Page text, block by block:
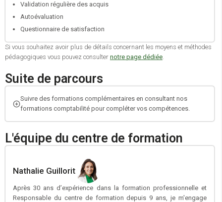
Validation régulière des acquis
Autoévaluation
Questionnaire de satisfaction
Si vous souhaitez avoir plus de détails concernant les moyens et méthodes
pédagogiques vous pouvez consulter notre page dédiée.
Suite de parcours
Suivre des formations complémentaires en consultant nos
formations comptabilité pour compléter vos compétences.
L'équipe du centre de formation
Nathalie Guillorit
Après 30 ans d’expérience dans la formation professionnelle et
Responsable du centre de formation depuis 9 ans, je m'engage